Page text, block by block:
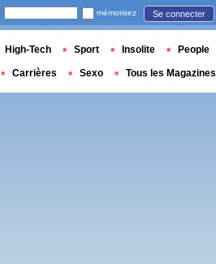
mémorisez Se connecter
High-Tech Sport Insolite People
Carrières Sexo Tous les Magazines